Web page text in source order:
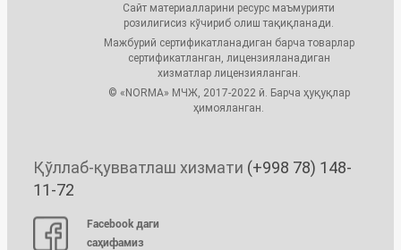
Сайт материалларини ресурс маъмурияти
розилигисиз кўчириб олиш тақиқланади.
Мажбурий сертификатланадиган барча товарлар
сертификатланган, лицензияланадиган
хизматлар лицензияланган.
© «NORMA» МЧЖ, 2017-2022 й. Барча ҳуқуқлар
ҳимояланган.
Қўллаб-қувватлаш хизмати (+998 78) 148-
11-72
Facebook даги
саҳифамиз